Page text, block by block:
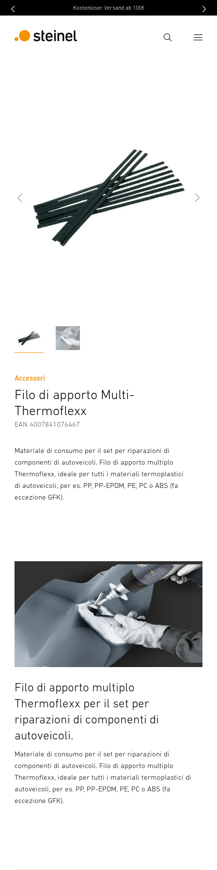
Kostenloser Versand ab 100€
Ricerca
Accessori
Filo di apporto Multi-
Thermoflexx
EAN 4007841076467
Materiale di consumo per il set per riparazioni di
componenti di autoveicoli. Filo di apporto multiplo
Thermoflexx, ideale per tutti i materiali termoplastici
di autoveicoli, per es. PP, PP-EPDM, PE, PC o ABS (fa
eccezione GFK).
Filo di apporto multiplo
Thermoflexx per il set per
riparazioni di componenti di
autoveicoli.
Materiale di consumo per il set per riparazioni di
componenti di autoveicoli. Filo di apporto multiplo
Thermoflexx, ideale per tutti i materiali termoplastici di
autoveicoli, per es. PP, PP-EPDM, PE, PC o ABS (fa
eccezione GFK).